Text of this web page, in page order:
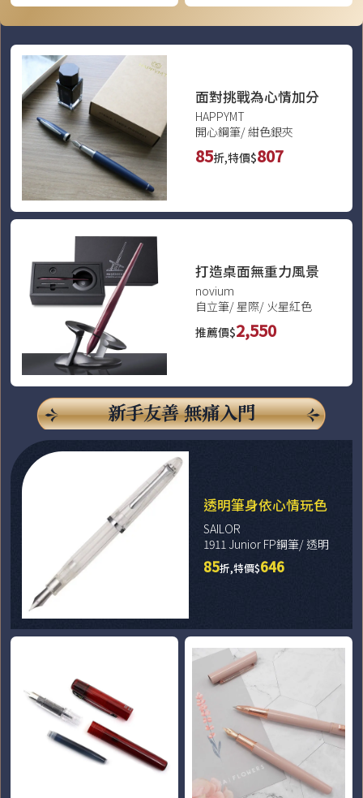
面對挑戰為心情加分
HAPPYMT
開心鋼筆/ 紺色銀夾
85折,特價$807
打造桌面無重力風景
novium
自立筆/ 星際/ 火星紅色
推薦價$2,550
新手友善 無痛入門
透明筆身依心情玩色
SAILOR
1911 Junior FP鋼筆/ 透明
85折,特價$646